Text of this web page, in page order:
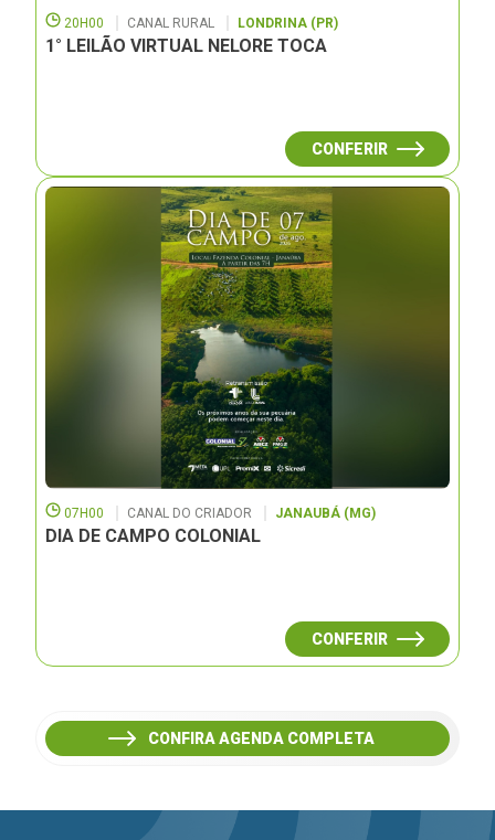
20H00 CANAL RURAL LONDRINA (PR)
1° LEILÃO VIRTUAL NELORE TOCA
CONFERIR
07H00 CANAL DO CRIADOR JANAUBÁ (MG)
DIA DE CAMPO COLONIAL
CONFERIR
CONFIRA AGENDA COMPLETA